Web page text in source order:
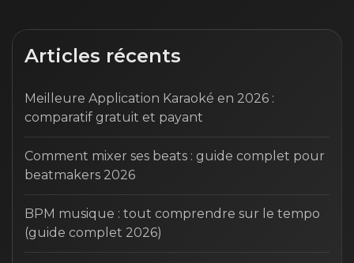
Articles récents
Meilleure Application Karaoké en 2026 :
comparatif gratuit et payant
Comment mixer ses beats : guide complet pour
beatmakers 2026
BPM musique : tout comprendre sur le tempo
(guide complet 2026)